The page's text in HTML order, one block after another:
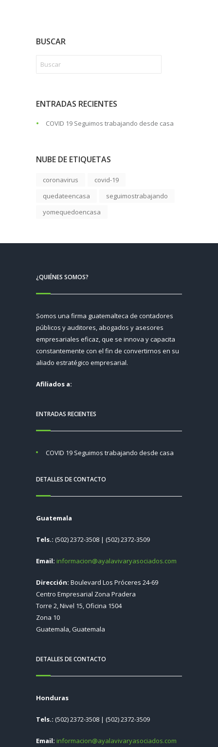
BUSCAR
ENTRADAS RECIENTES
COVID 19 Seguimos trabajando desde casa
NUBE DE ETIQUETAS
coronavirus
covid-19
quedateencasa
seguimostrabajando
yomequedoencasa
¿QUIÉNES SOMOS?
Somos una firma guatemalteca de contadores
públicos y auditores, abogados y asesores
empresariales eficaz, que se innova y capacita
constantemente con el fin de convertirnos en su
aliado estratégico empresarial.
Afiliados a:
ENTRADAS RECIENTES
COVID 19 Seguimos trabajando desde casa
DETALLES DE CONTACTO
Guatemala
Tels.: (502) 2372-3508 | (502) 2372-3509
Email: informacion@ayalavivaryasociados.com
Dirección: Boulevard Los Próceres 24-69
Centro Empresarial Zona Pradera
Torre 2, Nivel 15, Oficina 1504
Zona 10
Guatemala, Guatemala
DETALLES DE CONTACTO
Honduras
Tels.: (502) 2372-3508 | (502) 2372-3509
Email: informacion@ayalavivaryasociados.com